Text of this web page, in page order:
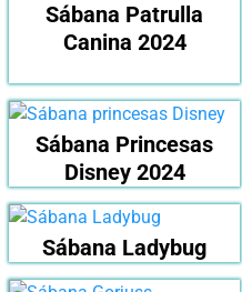
Sábana Patrulla
Canina 2024
Sábana Princesas
Disney 2024
Sábana Ladybug